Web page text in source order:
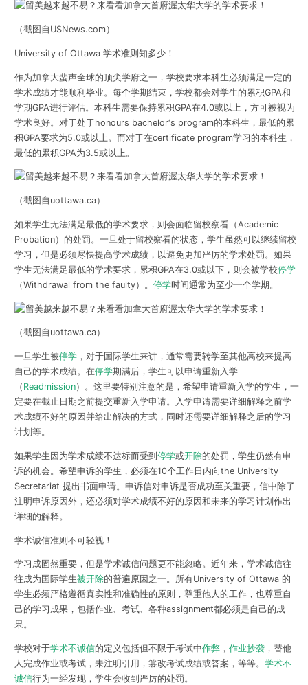
（截图自USNews.com）
University of Ottawa 学术准则知多少！
作为加拿大蜚声全球的顶尖学府之一，学校要求本科生必须满足一定的
学术成绩才能顺利毕业。每个学期结束，学校都会对学生的累积GPA和
学期GPA进行评估。本科生需要保持累积GPA在4.0或以上，方可被视为
学术良好。对于处于honours bachelor‘s program的本科生，最低的累
积GPA要求为5.0或以上 。而对于在certificate program学习的本科生，
最低的累积GPA为3.5或以上 。
（截图自uottawa.ca）
如果学生无法满足最低的学术要求，则会面临留校察看（Academic
Probation） 的处罚。一旦处于留校察看的状态，学生虽然可以继续留校
学习，但是必须尽快提高学术成绩，以避免更加严厉的学术处罚。如果
学生无法满足最低的学术要求，累积GPA在3.0或以下，则会被学校停学
（Withdrawal from the faulty）
。 停学时间通常为至少一个学期。
（截图自uottawa.ca）
一旦学生被停学，对于国际学生来讲，通常需要转学至其他高校来提高
自己的学术成绩。在停学期满后，学生可以申请重新入学
（ Readmission） 。这里要特别注意的是，希望申请重新入学的学生，一
定要在截止日期之前提交重新入学申请。入学申请需要详细解释之前学
术成绩不好的原因并给出解决的方式，同时还需要详细解释之后的学习
计划等。
如果学生因为学术成绩不达标而受到 停学或开除的处罚，学生仍然有申
诉的机会。希望申诉的学生，必须在10个工作日内向the University
Secretariat 提出书面申请。申诉信对申诉是否成功至关重要，信中除了
注明申诉原因外，还必须对学术成绩不好的原因和未来的学习计划作出
详细的解释。
学术诚信准则不可轻视！
学习成固然重要，但是学术诚信问题更不能忽略。近年来， 学术诚信往
往成为国际学生被开除的普遍原因之一。所有University of Ottawa 的
学生必须严格遵循真实性和准确性的原则，尊重他人的工作，也尊重自
己的学习成果，包括作业、考试、各种assignment都必须是自己的成
果。
学校对于学术不诚信的定义包括但不限于考试中作弊， 作业抄袭，替他
人完成作业或考试，未注明引用，篡改考试成绩或答案 ，等等。 学术不
诚信行为一经发现，学生会收到严厉的处罚。